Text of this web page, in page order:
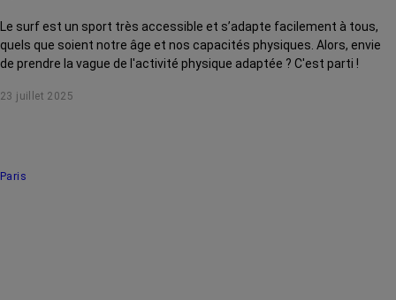
Le surf est un sport très accessible et s’adapte facilement à tous,
quels que soient notre âge et nos capacités physiques. Alors, envie
de prendre la vague de l'activité physique adaptée ? C'est parti !
23 juillet 2025
Paris